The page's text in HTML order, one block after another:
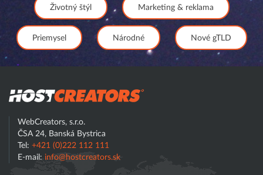
Životný štýl Marketing & reklama
Priemysel Národné Nové gTLD
WebCreators, s.r.o.
ČSA 24, Banská Bystrica
Tel: +421 (0)222 112 111
E-mail: info@hostcreators.sk